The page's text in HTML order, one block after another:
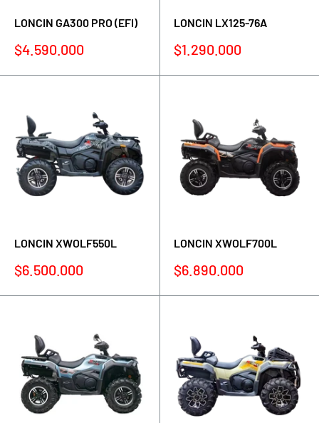
LONCIN GA300 PRO (EFI)
Precio
venta
$4.590.000
LONCIN LX125-76A
Precio
venta
$1.290.000
LONCIN XWOLF550L
Precio
venta
$6.500.000
LONCIN XWOLF700L
Precio
venta
$6.890.000